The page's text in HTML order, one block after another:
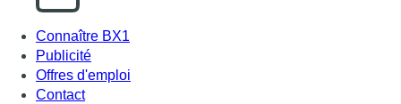
Connaître BX1
Publicité
Offres d'emploi
Contact